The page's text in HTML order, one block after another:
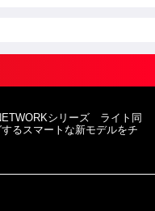
シリーズ ライト同
るスマートな新モデルをチ